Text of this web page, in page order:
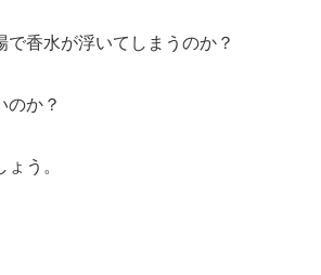
で香水が浮いてしまうのか？
のか？
う。